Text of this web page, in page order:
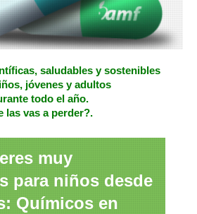
saludables y sostenibles
jóvenes y adultos
todo el año.
las vas a perder?.
muy
para niños desde
Químicos en